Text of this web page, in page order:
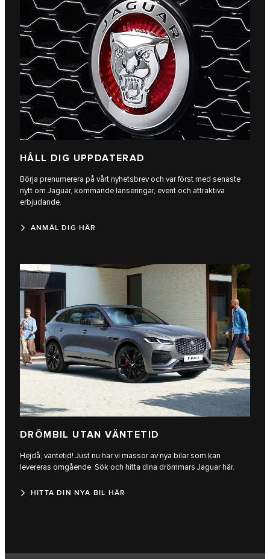
HÅLL DIG UPPDATERAD
Börja prenumerera på vårt nyhetsbrev och var först med senaste
nytt om Jaguar, kommande lanseringar, event och attraktiva
erbjudande.
ANMÄL DIG HÄR
DRÖMBIL UTAN VÄNTETID
Hejdå, väntetid! Just nu har vi massor av nya bilar som kan
levereras omgående. Sök och hitta dina drömmars Jaguar här.
HITTA DIN NYA BIL HÄR